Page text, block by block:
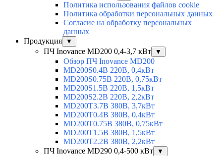
Политика использования файлов cookie
Политика обработки персональных данных
Согласие на обработку персональных
данных
Продукция
▼
ПЧ Inovance MD200 0,4-3,7 кВт ▼
Обзор ПЧ Inovance MD200
MD200S0.4B 220В, 0,4кВт
MD200S0.75B 220В, 0,75кВт
MD200S1.5B 220В, 1,5кВт
MD200S2.2B 220В, 2,2кВт
MD200T3.7B 380В, 3,7кВт
MD200T0.4B 380В, 0,4кВт
MD200T0.75B 380В, 0,75кВт
MD200T1.5B 380В, 1,5кВт
MD200T2.2B 380В, 2,2кВт
ПЧ Inovance MD290 0,4-500 кВт
▼